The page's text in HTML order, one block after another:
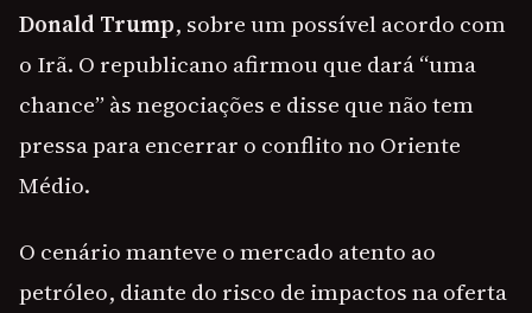
Donald Trump, sobre um possível acordo com
o Irã. O republicano afirmou que dará “uma
chance” às negociações e disse que não tem
pressa para encerrar o conflito no Oriente
Médio.
O cenário manteve o mercado atento ao
petróleo, diante do risco de impactos na oferta